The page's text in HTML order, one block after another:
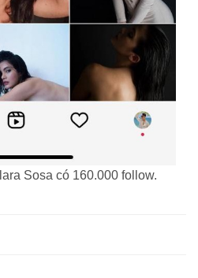
Sosa có 160.000 follow.